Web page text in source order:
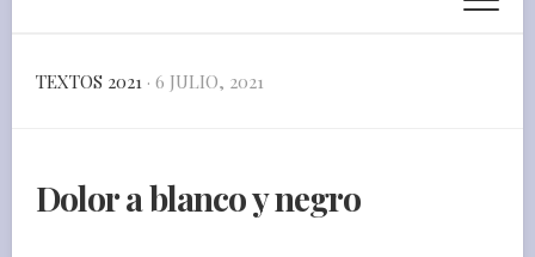
TEXTOS 2021 · 6 JULIO, 2021
Dolor a blanco y negro